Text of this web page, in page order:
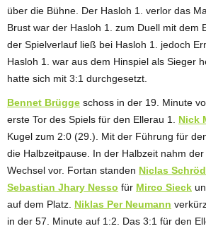
über die Bühne. Der Hasloh 1. verlor das
Brust war der Hasloh 1. zum Duell mit dem
der Spielverlauf ließ bei Hasloh 1. jedoch
Hasloh 1. war aus dem Hinspiel als Sieger
hatte sich mit 3:1 durchgesetzt.
Bennet Brügge schoss in der 19. Minute
erste Tor des Spiels für den Ellerau 1. Nick
Kugel zum 2:0 (29.). Mit der Führung für
die Halbzeitpause. In der Halbzeit nahm
Wechsel vor. Fortan standen Niclas
Sebastian Jhary Nesso für Mirco Sieck
auf dem Platz. Niklas Per Neumann
in der 57. Minute auf 1:2. Das 3:1 für den